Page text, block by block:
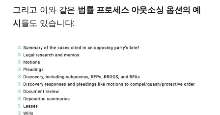
그리고 이와 같은 법률 프로세스 아웃소싱 옵션의 예
시들도 있습니다: